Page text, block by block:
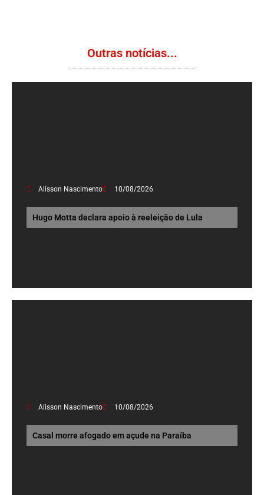
Outras notícias...
Alisson Nascimento 10/08/2026
Hugo Motta declara apoio à reeleição de Lula
Alisson Nascimento 10/08/2026
Casal morre afogado em açude na Paraíba